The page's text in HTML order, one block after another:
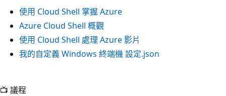
使用 Cloud Shell 掌握 Azure
Azure Cloud Shell 概觀
使用 Cloud Shell 處理 Azure 影片
我的自定義 Windows 終端機 設定.json
📺 議程